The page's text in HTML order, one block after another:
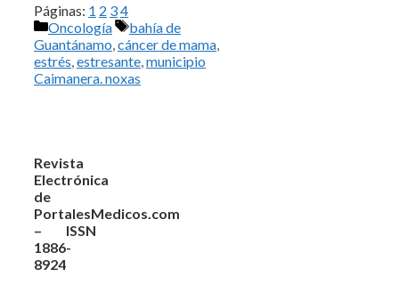
Páginas: 1 2 34
Categorías
Oncología Etiquetas
bahía de
Guantánamo cáncer de mama
estrés estresante municipio
Caimanera. noxas
Revista
Electrónica
de
PortalesMedicos.com
– ISSN
1886-
8924